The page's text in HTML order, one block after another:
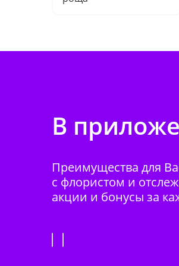
В
Преимущества для
с флористом и
акции и бонусы за